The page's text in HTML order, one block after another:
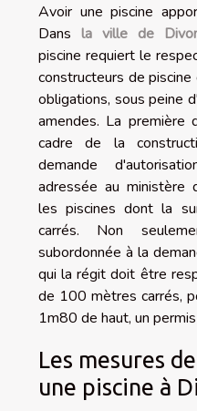
Avoir une piscine
Dans la ville de
piscine requiert le
constructeurs de
obligations, sous peine
amendes. La première
cadre de la
demande
adressée au ministère
les piscines dont la
carrés. Non
subordonnée à la
qui la régit doit être
de 100 mètres carrés,
1m80 de haut, un
Les mesures
une piscine à